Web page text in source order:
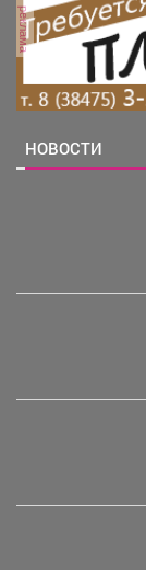
реклама
НОВОСТИ